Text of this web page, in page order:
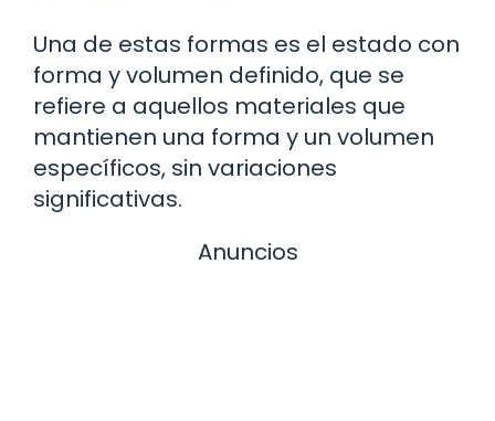
Una de estas formas es el estado con
forma y volumen definido, que se
refiere a aquellos materiales que
mantienen una forma y un volumen
específicos, sin variaciones
significativas.
Anuncios